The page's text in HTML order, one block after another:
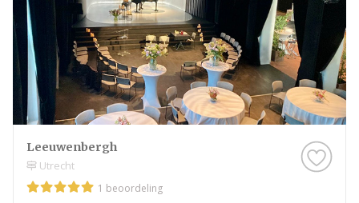
Leeuwenbergh
Utrecht
1 beoordeling